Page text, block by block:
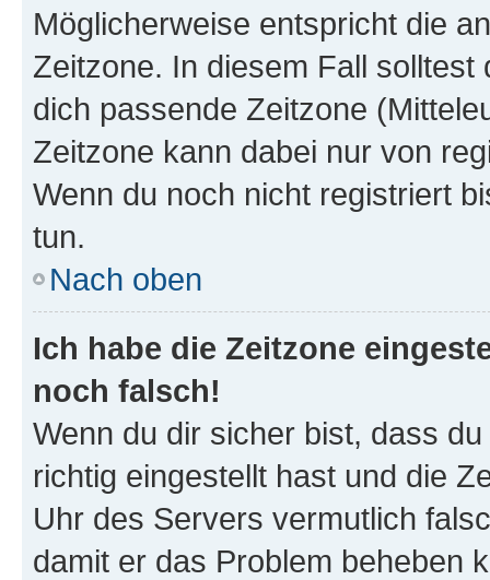
Möglicherweise entspricht die
Zeitzone. In diesem Fall solltest
dich passende Zeitzone
Zeitzone kann dabei nur von
Wenn du noch nicht registriert
tun.
Nach oben
Ich habe die Zeitzone
noch falsch!
Wenn du dir sicher bist, dass
richtig eingestellt hast und die
Uhr des Servers vermutlich
damit er das Problem beheben